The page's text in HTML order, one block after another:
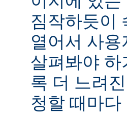
짐작하듯이
열어서 사
살펴봐야
록 더 느려
청할 때마다